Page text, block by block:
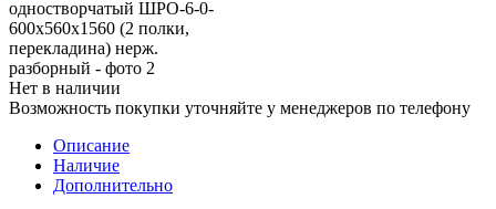
Нет в наличии
Возможность покупки уточняйте у менеджеров по телефону
Описание
Наличие
Дополнительно